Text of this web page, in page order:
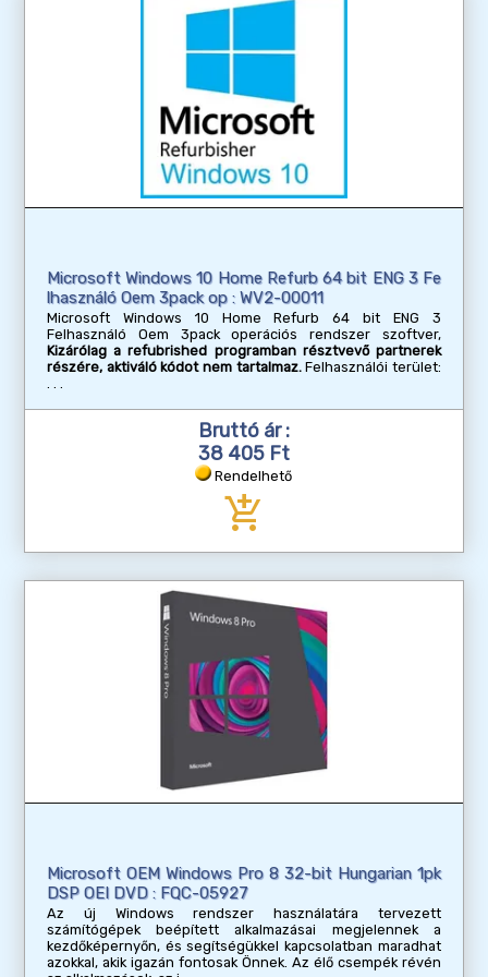
Microsoft Windows 10 Home Refurb 64 bit ENG 3 Fe
lhasználó Oem 3pack op : WV2-00011
Microsoft Windows 10 Home Refurb 64 bit ENG 3
Felhasználó Oem 3pack operációs rendszer szoftver,
Kizárólag a refubrished programban résztvevő partnerek
részére, aktiváló kódot nem tartalmaz.Felhasználói terület:
Bruttó ár :
38 405 Ft
Rendelhető
add_shopping_cart
Microsoft OEM Windows Pro 8 32-bit Hungarian 1pk
DSP OEI DVD : FQC-05927
Az új Windows rendszer használatára tervezett
számítógépek beépített alkalmazásai megjelennek a
kezdőképernyőn, és segítségükkel kapcsolatban maradhat
azokkal, akik igazán fontosak Önnek. Az élő csempék révén